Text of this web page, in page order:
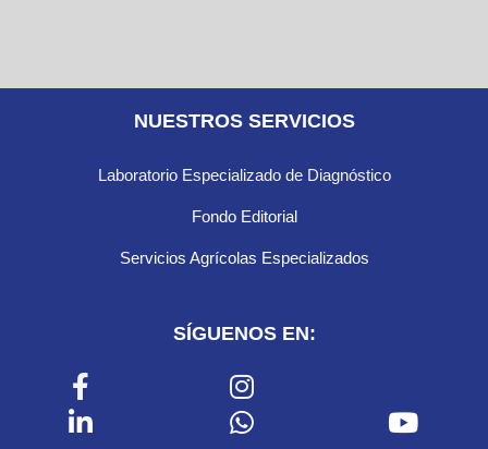
NUESTROS SERVICIOS
Laboratorio Especializado de Diagnóstico
Fondo Editorial
Servicios Agrícolas Especializados
SÍGUENOS EN: